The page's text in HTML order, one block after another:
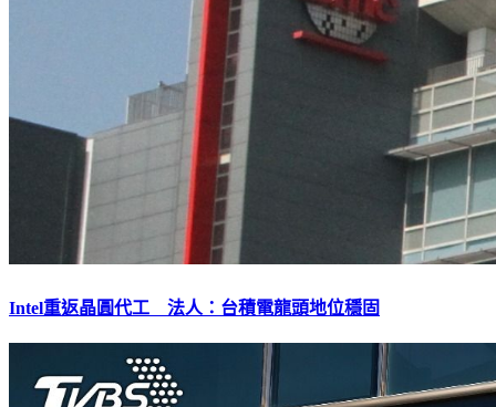
Intel重返晶圓代工 法人：台積電龍頭地位穩固